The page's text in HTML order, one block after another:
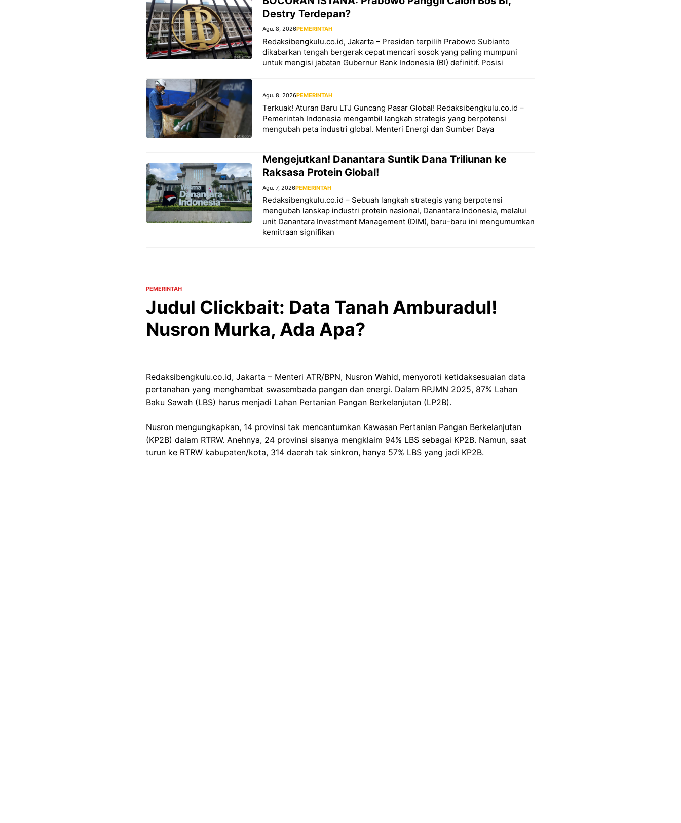
Destry Terdepan?
Agu. 8, 2026PEMERINTAH
Redaksibengkulu.co.id, Jakarta – Presiden terpilih Prabowo Subianto
dikabarkan tengah bergerak cepat mencari sosok yang paling mumpuni
untuk mengisi jabatan Gubernur Bank Indonesia (BI) definitif. Posisi
Agu. 8, 2026PEMERINTAH
Terkuak! Aturan Baru LTJ Guncang Pasar Global! Redaksibengkulu.co.id –
Pemerintah Indonesia mengambil langkah strategis yang berpotensi
mengubah peta industri global. Menteri Energi dan Sumber Daya
Mengejutkan! Danantara Suntik Dana Triliunan ke
Raksasa Protein Global!
Agu. 7, 2026PEMERINTAH
Redaksibengkulu.co.id – Sebuah langkah strategis yang berpotensi
mengubah lanskap industri protein nasional, Danantara Indonesia, melalui
unit Danantara Investment Management (DIM), baru-baru ini mengumumkan
kemitraan signifikan
PEMERINTAH
Judul Clickbait: Data Tanah Amburadul!
Nusron Murka, Ada Apa?
Redaksibengkulu.co.id, Jakarta – Menteri ATR/BPN, Nusron Wahid, menyoroti ketidaksesuaian data
pertanahan yang menghambat swasembada pangan dan energi. Dalam RPJMN 2025, 87% Lahan
Baku Sawah (LBS) harus menjadi Lahan Pertanian Pangan Berkelanjutan (LP2B).
Nusron mengungkapkan, 14 provinsi tak mencantumkan Kawasan Pertanian Pangan Berkelanjutan
(KP2B) dalam RTRW. Anehnya, 24 provinsi sisanya mengklaim 94% LBS sebagai KP2B. Namun, saat
turun ke RTRW kabupaten/kota, 314 daerah tak sinkron, hanya 57% LBS yang jadi KP2B.